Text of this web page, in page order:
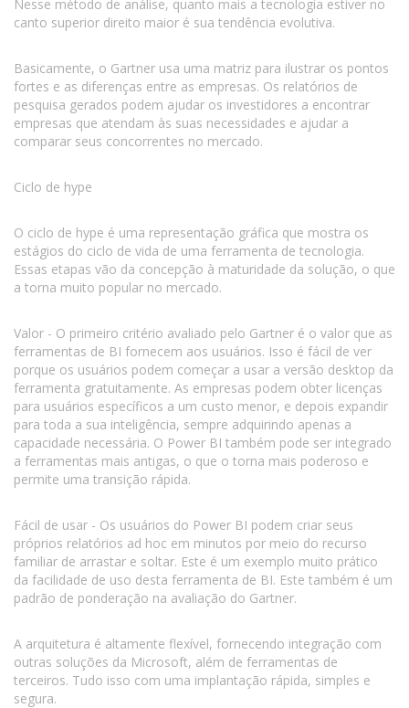
Nesse método de análise, quanto mais a tecnologia estiver no
canto superior direito maior é sua tendência evolutiva.
Basicamente, o Gartner usa uma matriz para ilustrar os pontos
fortes e as diferenças entre as empresas. Os relatórios de
pesquisa gerados podem ajudar os investidores a encontrar
empresas que atendam às suas necessidades e ajudar a
comparar seus concorrentes no mercado.
Ciclo de hype
O ciclo de hype é uma representação gráfica que mostra os
estágios do ciclo de vida de uma ferramenta de tecnologia.
Essas etapas vão da concepção à maturidade da solução, o que
a torna muito popular no mercado.
Valor - O primeiro critério avaliado pelo Gartner é o valor que as
ferramentas de BI fornecem aos usuários. Isso é fácil de ver
porque os usuários podem começar a usar a versão desktop da
ferramenta gratuitamente. As empresas podem obter licenças
para usuários específicos a um custo menor, e depois expandir
para toda a sua inteligência, sempre adquirindo apenas a
capacidade necessária. O Power BI também pode ser integrado
a ferramentas mais antigas, o que o torna mais poderoso e
permite uma transição rápida.
Fácil de usar - Os usuários do Power BI podem criar seus
próprios relatórios ad hoc em minutos por meio do recurso
familiar de arrastar e soltar. Este é um exemplo muito prático
da facilidade de uso desta ferramenta de BI. Este também é um
padrão de ponderação na avaliação do Gartner.
A arquitetura é altamente flexível, fornecendo integração com
outras soluções da Microsoft, além de ferramentas de
terceiros. Tudo isso com uma implantação rápida, simples e
segura.